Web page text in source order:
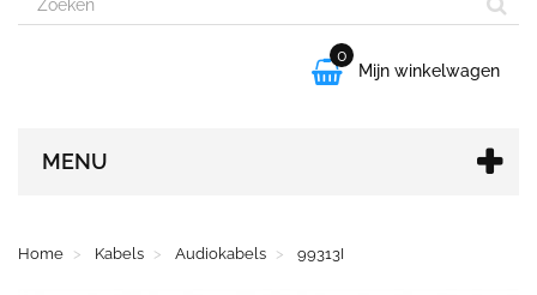

0
Mijn winkelwagen
MENU
Home Kabels Audiokabels 99313I